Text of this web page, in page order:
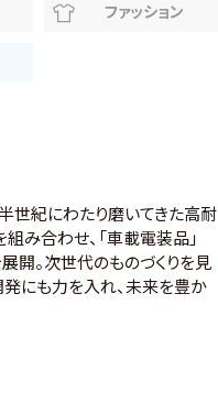
ファッション
世紀にわたり磨いてきた高耐
み合わせ、「車載電装品」
開。次世代のものづくりを見
発にも力を入れ、未来を豊か